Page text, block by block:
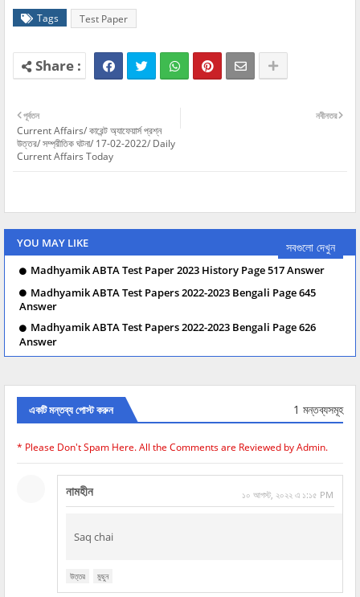
Tags Test Paper
নবীনতর
পূর্বতন
Current Affairs/ কারেন্ট অ্যাফেয়ার্স প্রশ্ন
উত্তর/ সম্প্রীতিক ঘটনা/ 17-02-2022/ Daily
Current Affairs Today
YOU MAY LIKE সবগুলো দেখুন
Madhyamik ABTA Test Paper 2023 History Page 517 Answer
Madhyamik ABTA Test Papers 2022-2023 Bengali Page 645
Answer
Madhyamik ABTA Test Papers 2022-2023 Bengali Page 626
Answer
একটি মন্তব্য পোস্ট করুন 1 মন্তব্যসমূহ
* Please Don't Spam Here. All the Comments are Reviewed by Admin.
নামহীন ১০ আগস্ট, ২০২২ এ ১:১৫ PM
Saq chai
উত্তর মুছুন